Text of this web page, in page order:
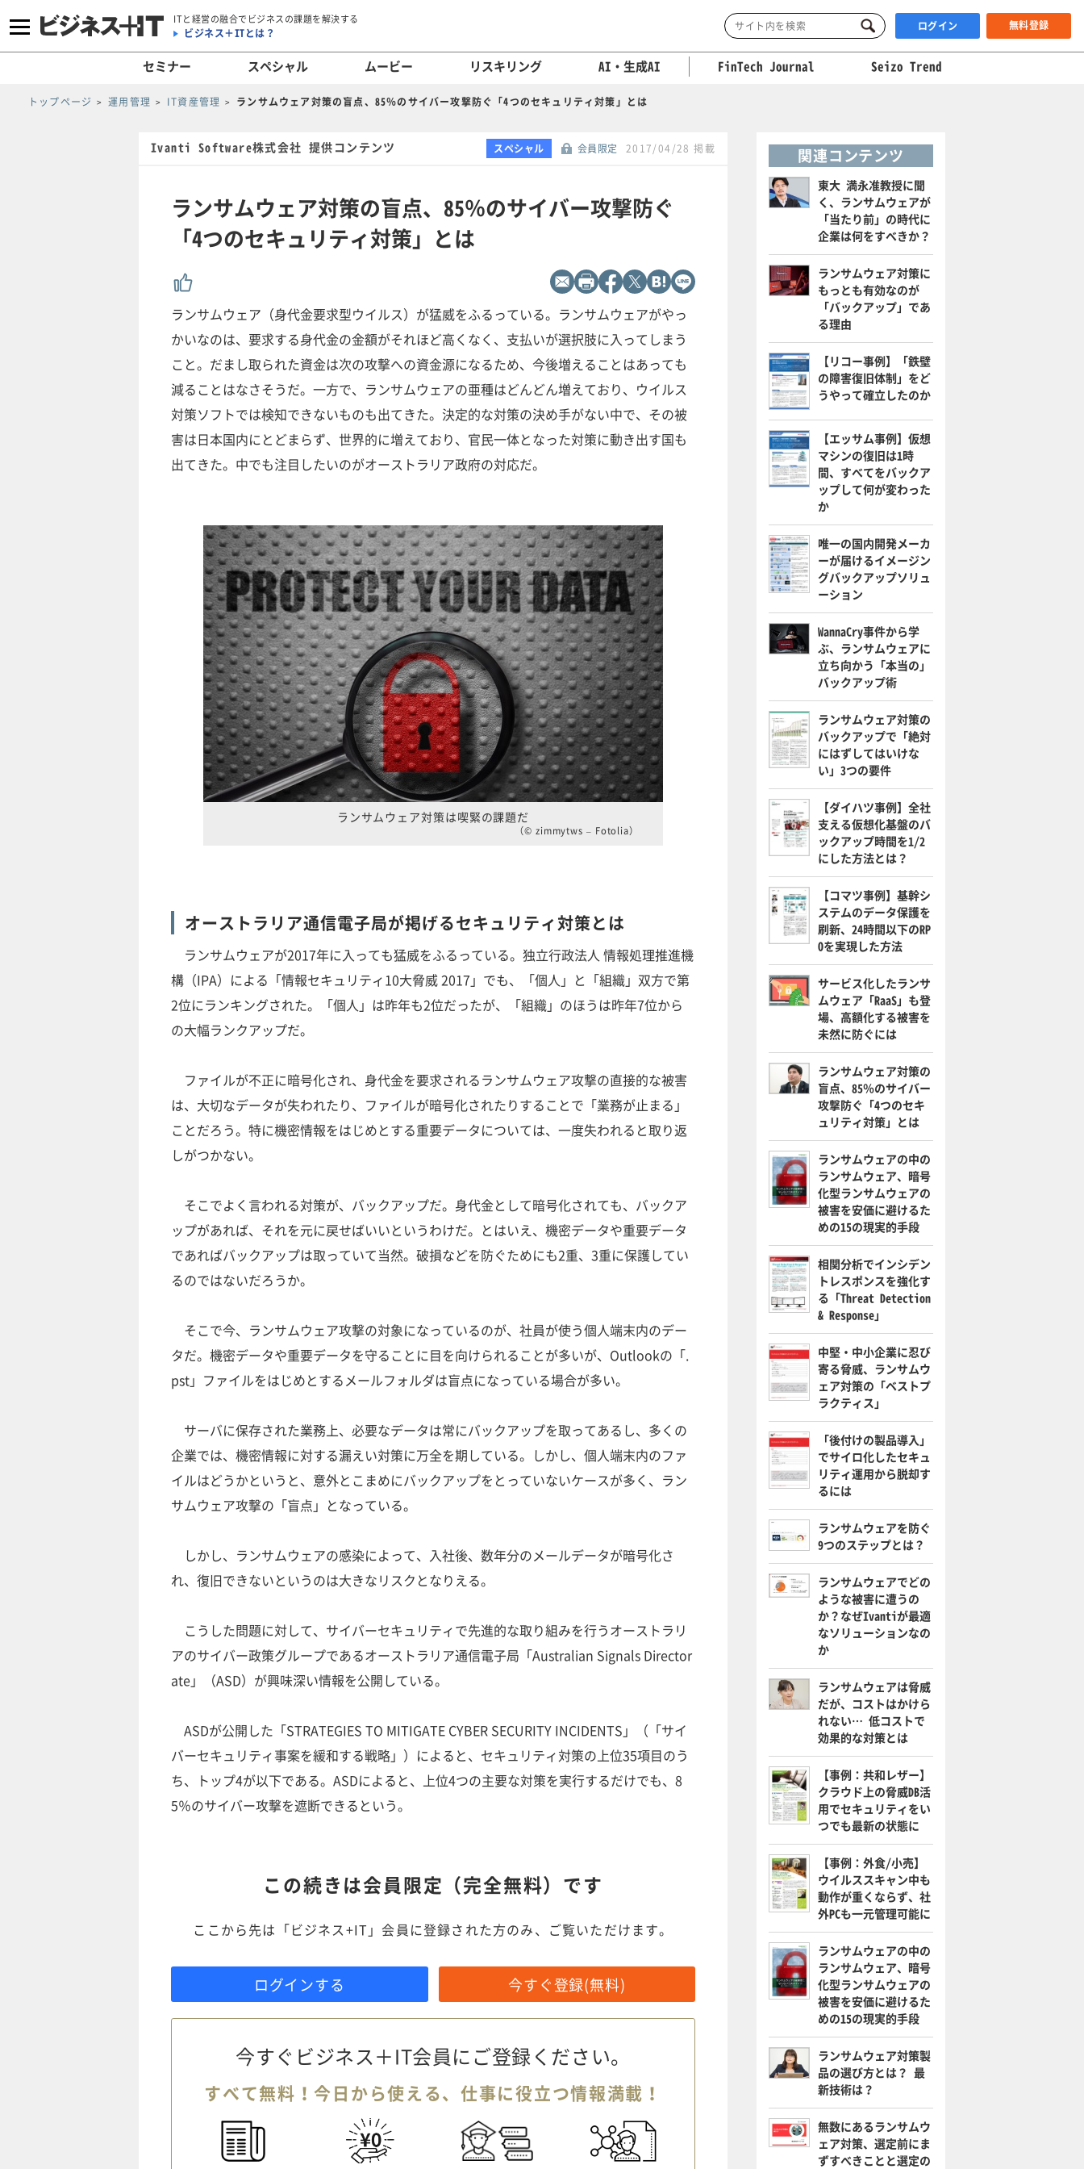
ITと経営の融合でビジネスの課題を解決する
ビジネス＋ITとは？ ログイン 無料登録
セミナー スペシャル ムービー リスキリング AI・生成AI FinTech Journal Seizo Trend
トップページ 運用管理 IT資産管理 ランサムウェア対策の盲点、85％のサイバー攻撃防ぐ「4つのセキュリティ対策」とは
Ivanti Software株式会社 提供コンテンツ スペシャル 会員限定 2017/04/28 掲載
ランサムウェア対策の盲点、85％のサイバー攻撃防ぐ
「4つのセキュリティ対策」とは
ランサムウェア（身代金要求型ウイルス）が猛威をふるっている。ランサムウェアがやっ
かいなのは、要求する身代金の金額がそれほど高くなく、支払いが選択肢に入ってしまう
こと。だまし取られた資金は次の攻撃への資金源になるため、今後増えることはあっても
減ることはなさそうだ。一方で、ランサムウェアの亜種はどんどん増えており、ウイルス
対策ソフトでは検知できないものも出てきた。決定的な対策の決め手がない中で、その被
害は日本国内にとどまらず、世界的に増えており、官民一体となった対策に動き出す国も
出てきた。中でも注目したいのがオーストラリア政府の対応だ。
ランサムウェア対策は喫緊の課題だ
（© zimmytws – Fotolia）
オーストラリア通信電子局が掲げるセキュリティ対策とは
ランサムウェアが2017年に入っても猛威をふるっている。独立行政法人 情報処理推進機
構（IPA）による「情報セキュリティ10大脅威 2017」でも、「個人」と「組織」双方で第
2位にランキングされた。「個人」は昨年も2位だったが、「組織」のほうは昨年7位から
の大幅ランクアップだ。
ファイルが不正に暗号化され、身代金を要求されるランサムウェア攻撃の直接的な被害
は、大切なデータが失われたり、ファイルが暗号化されたりすることで「業務が止まる」
ことだろう。特に機密情報をはじめとする重要データについては、一度失われると取り返
しがつかない。
そこでよく言われる対策が、バックアップだ。身代金として暗号化されても、バックア
ップがあれば、それを元に戻せばいいというわけだ。とはいえ、機密データや重要データ
であればバックアップは取っていて当然。破損などを防ぐためにも2重、3重に保護してい
るのではないだろうか。
そこで今、ランサムウェア攻撃の対象になっているのが、社員が使う個人端末内のデー
タだ。機密データや重要データを守ることに目を向けられることが多いが、Outlookの「.
pst」ファイルをはじめとするメールフォルダは盲点になっている場合が多い。
サーバに保存された業務上、必要なデータは常にバックアップを取ってあるし、多くの
企業では、機密情報に対する漏えい対策に万全を期している。しかし、個人端末内のファ
イルはどうかというと、意外とこまめにバックアップをとっていないケースが多く、ラン
サムウェア攻撃の「盲点」となっている。
しかし、ランサムウェアの感染によって、入社後、数年分のメールデータが暗号化さ
れ、復旧できないというのは大きなリスクとなりえる。
こうした問題に対して、サイバーセキュリティで先進的な取り組みを行うオーストラリ
アのサイバー政策グループであるオーストラリア通信電子局「Australian Signals Director
ate」（ASD）が興味深い情報を公開している。
ASDが公開した「STRATEGIES TO MITIGATE CYBER SECURITY INCIDENTS」（「サイ
バーセキュリティ事案を緩和する戦略」）によると、セキュリティ対策の上位35項目のう
ち、トップ4が以下である。ASDによると、上位4つの主要な対策を実行するだけでも、8
5％のサイバー攻撃を遮断できるという。
この続きは会員限定（完全無料）です
ここから先は「ビジネス+IT」会員に登録された方のみ、ご覧いただけます。
ログインする 今すぐ登録(無料)
今すぐビジネス＋IT会員にご登録ください。
すべて無料！今日から使える、仕事に役立つ情報満載！
関連コンテンツ
東大 満永准教授に聞
く、ランサムウェアが
「当たり前」の時代に
企業は何をすべきか？
ランサムウェア対策に
もっとも有効なのが
「バックアップ」であ
る理由
【リコー事例】「鉄壁
の障害復旧体制」をど
うやって確立したのか
【エッサム事例】仮想
マシンの復旧は1時
間、すべてをバックア
ップして何が変わった
か
唯一の国内開発メーカ
ーが届けるイメージン
グバックアップソリュ
ーション
WannaCry事件から学
ぶ、ランサムウェアに
立ち向かう「本当の」
バックアップ術
ランサムウェア対策の
バックアップで「絶対
にはずしてはいけな
い」3つの要件
【ダイハツ事例】全社
支える仮想化基盤のバ
ックアップ時間を1/2
にした方法とは？
【コマツ事例】基幹シ
ステムのデータ保護を
刷新、24時間以下のRP
Oを実現した方法
サービス化したランサ
ムウェア「RaaS」も登
場、高額化する被害を
未然に防ぐには
ランサムウェア対策の
盲点、85％のサイバー
攻撃防ぐ「4つのセキ
ュリティ対策」とは
ランサムウェアの中の
ランサムウェア、暗号
化型ランサムウェアの
被害を安価に避けるた
めの15の現実的手段
相関分析でインシデン
トレスポンスを強化す
る「Threat Detection
& Response」
中堅・中小企業に忍び
寄る脅威、ランサムウ
ェア対策の「ベストプ
ラクティス」
「後付けの製品導入」
でサイロ化したセキュ
リティ運用から脱却す
るには
ランサムウェアを防ぐ
9つのステップとは？
ランサムウェアでどの
ような被害に遭うの
か？なぜIvantiが最適
なソリューションなの
か
ランサムウェアは脅威
だが、コストはかけら
れない… 低コストで
効果的な対策とは
【事例：共和レザー】
クラウド上の脅威DB活
用でセキュリティをい
つでも最新の状態に
【事例：外食/小売】
ウイルススキャン中も
動作が重くならず、社
外PCも一元管理可能に
ランサムウェアの中の
ランサムウェア、暗号
化型ランサムウェアの
被害を安価に避けるた
めの15の現実的手段
ランサムウェア対策製
品の選び方とは？ 最
新技術は？
無数にあるランサムウ
ェア対策、選定前にま
ずすべきことと選定の